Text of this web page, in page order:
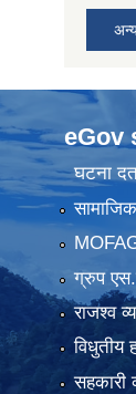
eGov
घटना
सामाजिक
ग्रुप
राजश्व
विधुतीय
सहकारी